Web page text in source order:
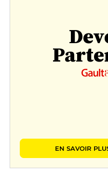
EN SAVOIR